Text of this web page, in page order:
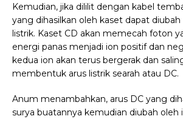
Kemudian, jika dililit dengan kabel
yang dihasilkan oleh kaset dapat
listrik. Kaset CD akan memecah foton
energi panas menjadi ion positif dan
kedua ion akan terus bergerak dan
membentuk arus listrik searah atau DC.
Anum menambahkan, arus DC yang
surya buatannya kemudian diubah oleh